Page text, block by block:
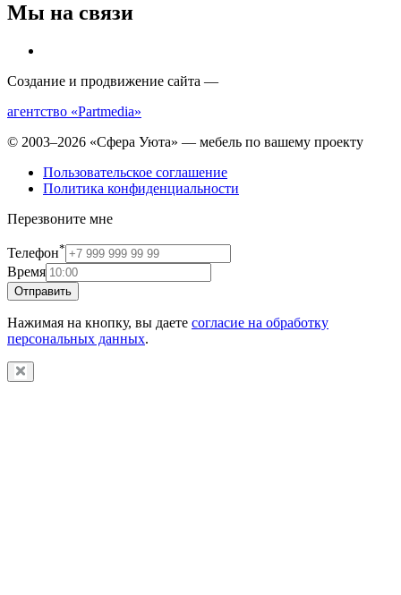
Мы на связи
Создание и продвижение сайта —
агентство «Partmedia»
© 2003–2026 «Сфера Уюта» — мебель по вашему проекту
Пользовательское соглашение
Политика конфиденциальности
Перезвоните мне
Телефон*
Время
Отправить
Нажимая на кнопку, вы даете согласие на обработку
персональных данных.